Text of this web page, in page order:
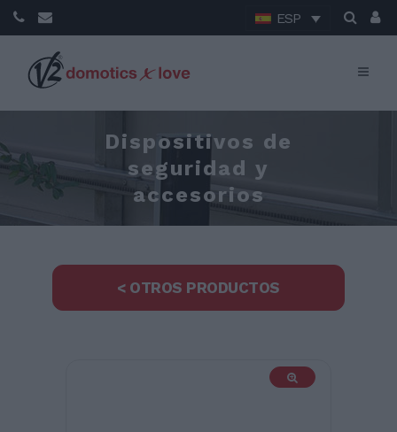
ESP
Dispositivos de
seguridad y
accesorios
< OTROS PRODUCTOS